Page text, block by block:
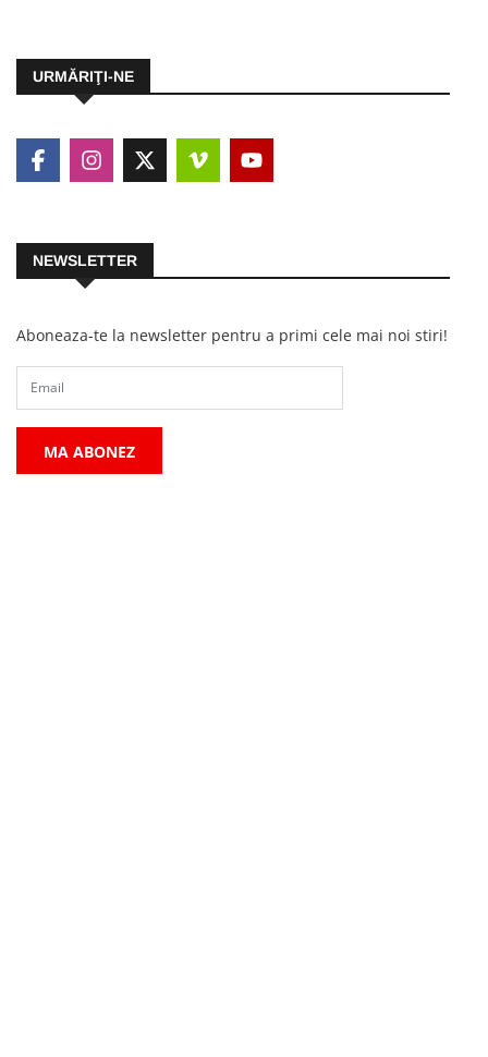
URMĂRIŢI-NE
NEWSLETTER
Aboneaza-te la newsletter pentru a primi cele mai noi stiri!
MA ABONEZ